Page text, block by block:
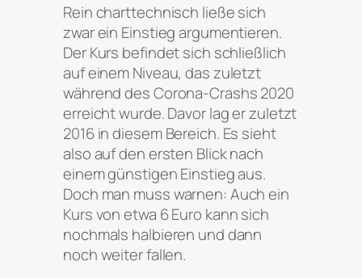
Rein charttechnisch ließe sich
zwar ein Einstieg argumentieren.
Der Kurs befindet sich schließlich
auf einem Niveau, das zuletzt
während des Corona-Crashs 2020
erreicht wurde. Davor lag er zuletzt
2016 in diesem Bereich. Es sieht
also auf den ersten Blick nach
einem günstigen Einstieg aus.
Doch man muss warnen: Auch ein
Kurs von etwa 6 Euro kann sich
nochmals halbieren und dann
noch weiter fallen.